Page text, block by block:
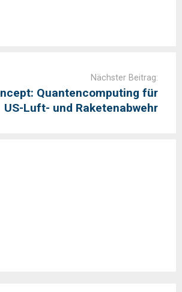
Nächster Beitrag:
Quantencomputing für
US-Luft- und Raketenabwehr